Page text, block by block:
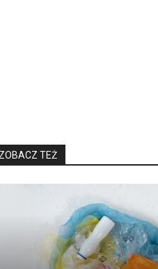
ZOBACZ TEŻ